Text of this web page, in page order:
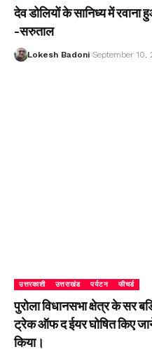
देव डोलियों के सानिध्य में
-सरुताल
Lokesh Badoni September 10,
उत्तरकाशी उत्तराखंड पर्यटन फीचर्ड
पुरोला विधानसभा क्षेत्र के सर
ट्रेक ऑफ द ईयर घोषित किए
किया।